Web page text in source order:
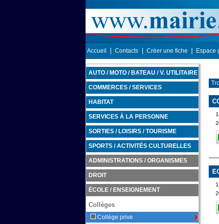
Accueil Contacts Créer une fiche Espace
AUTO / MOTO / BATEAU / V. UTILITAIRE
COMMERCES / SERVICES
HABITAT
SERVICES À LA PERSONNE
SORTIES / LOISIRS / TOURISME
SPORTS / ACTIVITÉS CULTURELLES
ADMINISTRATIONS / ORGANISMES
DROIT
ÉCOLE / ENSEIGNEMENT
Collèges
Collège prive